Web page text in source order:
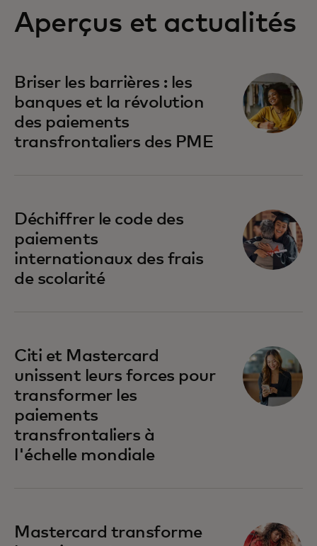
Aperçus et actualités
Briser les barrières : les
banques et la révolution
des paiements
transfrontaliers des PME
Déchiffrer le code des
paiements
internationaux des frais
de scolarité
Citi et Mastercard
unissent leurs forces pour
transformer les
paiements
transfrontaliers à
l'échelle mondiale
Mastercard transforme